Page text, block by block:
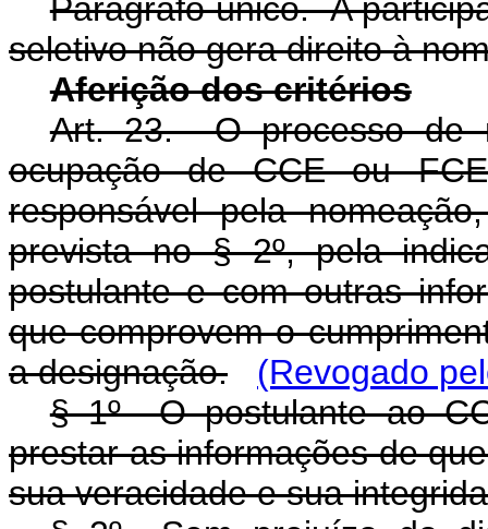
Parágrafo único. A
seletivo não gera direito à
Aferição dos critérios
Art. 23. O processo de
ocupação de CCE ou
responsável pela
prevista no § 2º, pela
postulante e com outras
que comprovem o
a designação.
(Revogado
§ 1º O postulante ao
prestar as informações de
sua veracidade e sua